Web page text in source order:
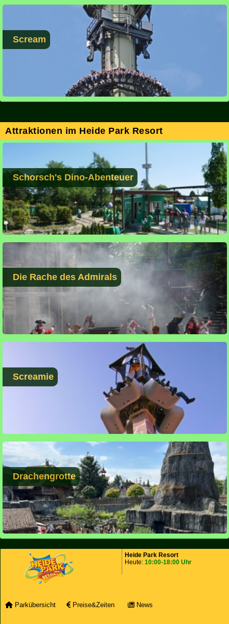
Scream
Attraktionen im Heide Park Resort
Schorsch's Dino-Abenteuer
Die Rache des Admirals
Screamie
Drachengrotte
Heide Park Resort
Heute: 10:00-18:00 Uhr
Parkübersicht Preise&Zeiten News